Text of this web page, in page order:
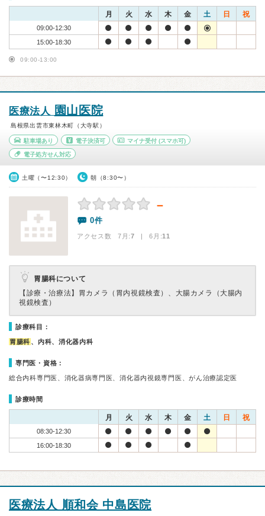
月 火 水 木 金 土 日 祝
09:00-12:30
15:00-18:30
09:00-13:00
医療法人 園山医院
島根県出雲市東林木町（大寺駅）
駐車場あり 電子決済可 マイナ受付 (スマホ可)
電子処方せん対応
土曜（〜12:30） 朝（8:30〜）
－
0件
アクセス数 7月:7 | 6月:11
胃腸科について
【診療・治療法】 胃カメラ（胃内視鏡検査）、大腸カメラ（大腸内
視鏡検査）
診療科目：
胃腸科 、内科、消化器内科
専門医・資格：
総合内科専門医、消化器病専門医、消化器内視鏡専門医、がん治療認定医
診療時間
月 火 水 木 金 土 日 祝
08:30-12:30
16:00-18:30
医療法人 順和会 中島医院